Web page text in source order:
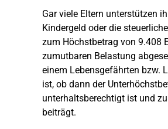
Gar viele Eltern unterstützen
Kindergeld oder die
zum Höchstbetrag von 9.408
zumutbaren Belastung
einem Lebensgefährten bzw.
ist, ob dann der
unterhaltsberechtigt ist und
beiträgt.